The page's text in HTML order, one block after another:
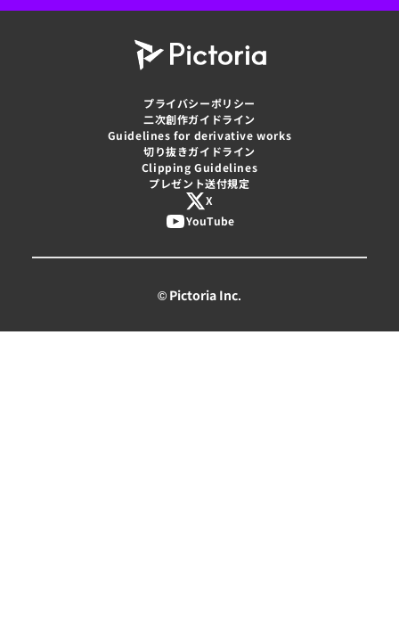
プライバシーポリシー
二次創作ガイドライン
Guidelines for derivative works
切り抜きガイドライン
Clipping Guidelines
プレゼント送付規定
X
YouTube
© Pictoria Inc.